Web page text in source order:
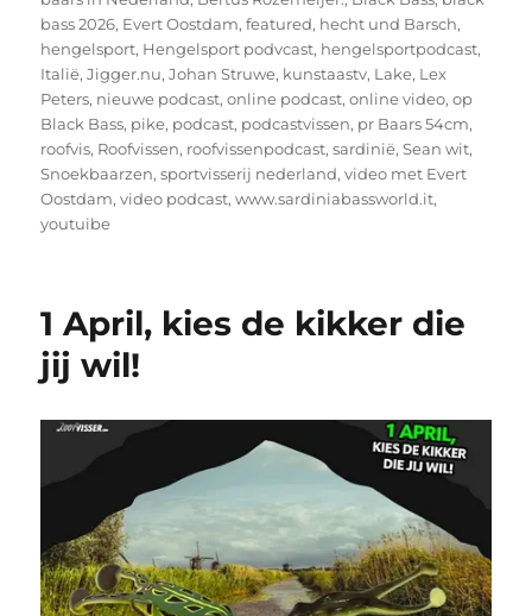
bass 2026, Evert Oostdam,featured, hecht und Barsch,
hengelsport, Hengelsport podvcast, hengelsportpodcast,
Italië,Jigger.nu,Johan Struwe, kunstaastv, Lake, Lex
Peters, nieuwe podcast,online podcast,online video,op
Black Bass, pike, podcast, podcastvissen, pr Baars 54cm,
roofvis, Roofvissen, roofvissenpodcast,sardinië,Sean wit,
Snoekbaarzen,sportvisserij nederland,video met Evert
Oostdam,video podcast,www.sardiniabassworld.it,
youtuibe
1 April, kies de kikker die
jij wil!